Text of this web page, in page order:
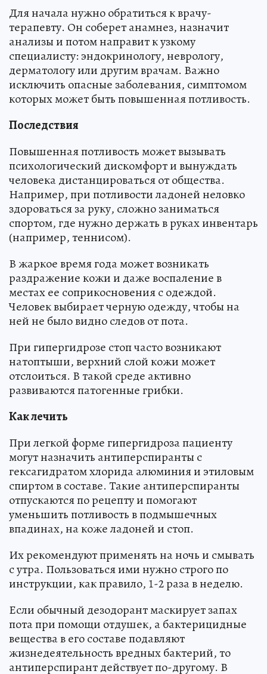
Для начала нужно обратиться к врачу-
терапевту. Он соберет анамнез, назначит
анализы и потом направит к узкому
специалисту: эндокринологу, неврологу,
дерматологу или другим врачам. Важно
исключить опасные заболевания, симптомом
которых может быть повышенная потливость.
Последствия
Повышенная потливость может вызывать
психологический дискомфорт и вынуждать
человека дистанцироваться от общества.
Например, при потливости ладоней неловко
здороваться за руку, сложно заниматься
спортом, где нужно держать в руках инвентарь
(например, теннисом).
В жаркое время года может возникать
раздражение кожи и даже воспаление в
местах ее соприкосновения с одеждой.
Человек выбирает черную одежду, чтобы на
ней не было видно следов от пота.
При гипергидрозе стоп часто возникают
натоптыши, верхний слой кожи может
отслоиться. В такой среде активно
развиваются патогенные грибки.
Как лечить
При легкой форме гипергидроза пациенту
могут назначить антиперспиранты с
гексагидратом хлорида алюминия и этиловым
спиртом в составе. Такие антиперспиранты
отпускаются по рецепту и помогают
уменьшить потливость в подмышечных
впадинах, на коже ладоней и стоп.
Их рекомендуют применять на ночь и смывать
с утра. Пользоваться ими нужно строго по
инструкции, как правило, 1-2 раза в неделю.
Если обычный дезодорант маскирует запах
пота при помощи отдушек, а бактерицидные
вещества в его составе подавляют
жизнедеятельность вредных бактерий, то
антиперспирант действует по-другому. В